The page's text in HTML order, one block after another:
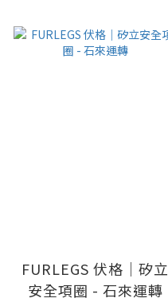
FURLEGS 伏格｜矽立
安全項圈 - 石來運轉